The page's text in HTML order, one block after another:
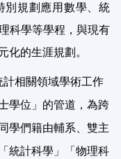
別規劃應用數學、統
科學等學程，與現有
化的生涯規劃。
相關領域學術工作
學位」的管道，為跨
學們籍由輔系、雙主
統計科學」「物理科